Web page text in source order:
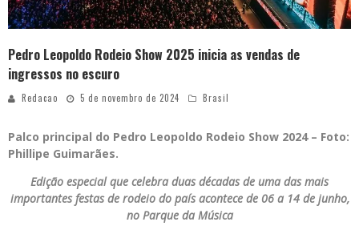
Pedro Leopoldo Rodeio Show 2025 inicia as vendas de
ingressos no escuro
Redacao 5 de novembro de 2024 Brasil
Palco principal do Pedro Leopoldo Rodeio Show 2024 – Foto:
Phillipe Guimarães.
Edição especial que celebra duas décadas de uma das mais
importantes festas de rodeio do país acontece de 06 a 14 de junho,
no Parque da Música